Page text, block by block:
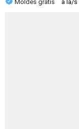
Moldes grátis a la/s